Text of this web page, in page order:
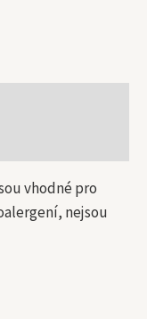
vhodné pro
nejsou